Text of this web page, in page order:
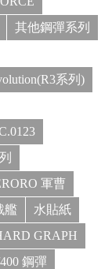
其他鋼彈系列
系列)
軍曹
艦
水貼紙
GRAPH
鋼彈